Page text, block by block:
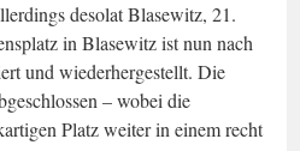
desolat Blasewitz, 21.
in Blasewitz ist nun nach
und wiederhergestellt. Die
– wobei die
Platz weiter in einem recht